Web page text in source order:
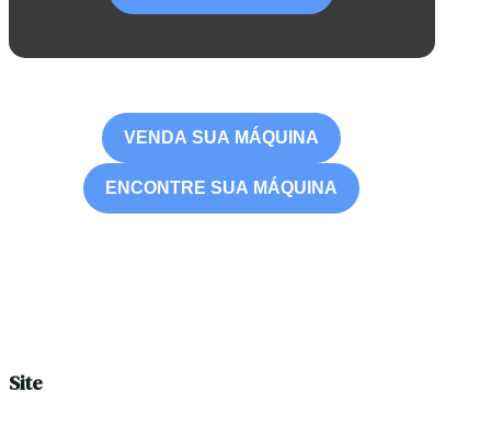
VENDA SUA MÁQUINA
ENCONTRE SUA MÁQUINA
Site